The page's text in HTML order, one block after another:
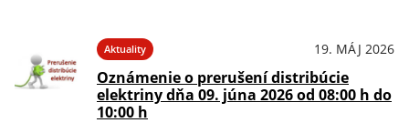
Aktuality 19. MÁJ 2026
Oznámenie o prerušení distribúcie
elektriny dňa 09. júna 2026 od 08:00 h do
10:00 h